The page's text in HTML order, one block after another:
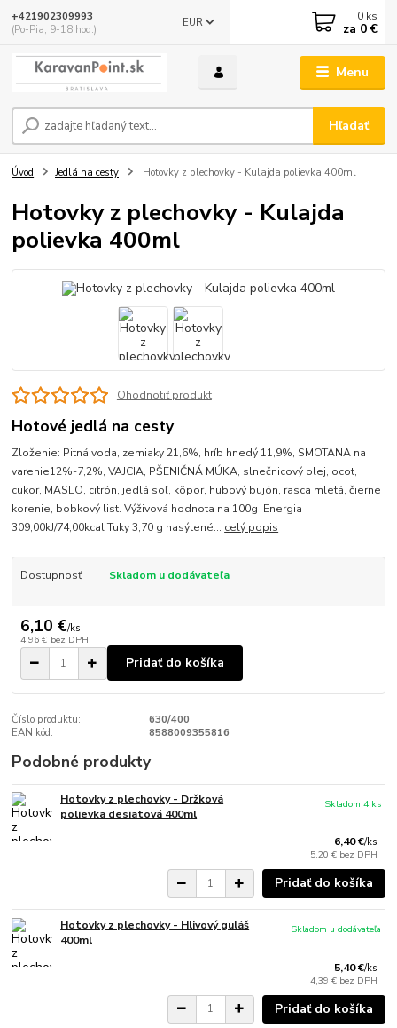
Menu
EUR
Hľadať
+421902309993
(Po-Pia, 9-18 hod.)
0 ks
za 0 €
Úvod Jedlá na cesty Hotovky z plechovky - Kulajda polievka 400ml
Hotovky z plechovky - Kulajda
polievka 400ml
Ohodnotiť produkt
Hotové jedlá na cesty
Zloženie: Pitná voda, zemiaky 21,6%, hríb hnedý 11,9%, SMOTANA na
varenie12%-7,2%, VAJCIA, PŠENIČNÁ MÚKA, slnečnicový olej, ocot,
cukor, MASLO, citrón, jedlá soľ, kôpor, hubový bujón, rasca mletá, čierne
korenie, bobkový list. Výživová hodnota na 100g Energia
309,00kJ/74,00kcal Tuky 3,70 g nasýtené... celý popis
Dostupnosť Skladom u dodávateľa
6,10 €/ks
4,96 € bez DPH
Pridať do košíka
Číslo produktu:
630/400
EAN kód:
8588009355816
Podobné produkty
Hotovky z plechovky - Držková
polievka desiatová 400ml
6,40 €/ks
5,20 € bez DPH
Skladom 4 ks
Pridať do košíka
Hotovky z plechovky - Hlivový guláš
400ml
5,40 €/ks
4,39 € bez DPH
Skladom u dodávateľa
Pridať do košíka